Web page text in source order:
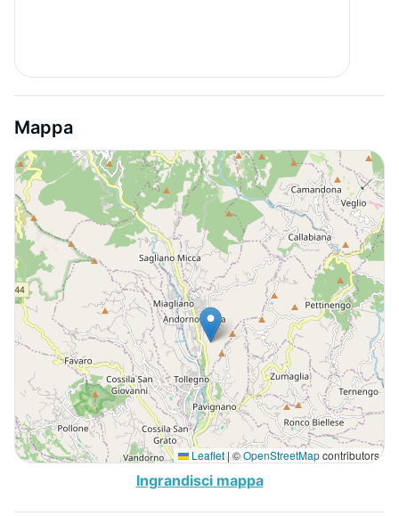
Mappa
Leaflet |©OpenStreetMapcontributors
Ingrandisci mappa